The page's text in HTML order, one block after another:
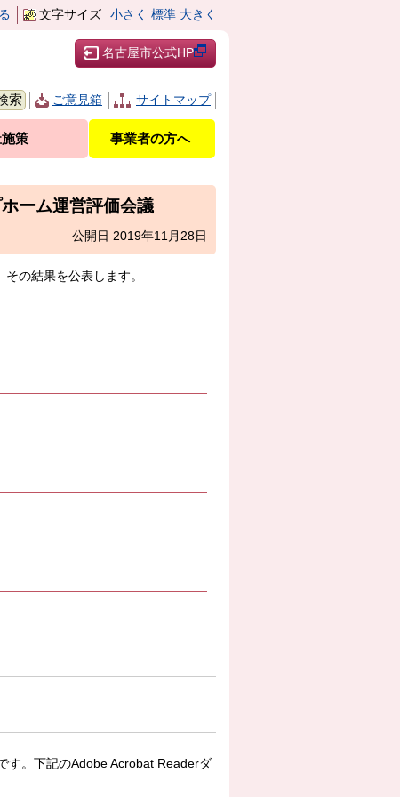
文字サイズ 小さく 標準 大きく
名古屋市公式HP
ご意見箱 サイトマップ
策 事業者の方へ
ーム運営評価会議
公開日 2019年11月28日
の結果を公表します。
す。下記のAdobe Acrobat Readerダ